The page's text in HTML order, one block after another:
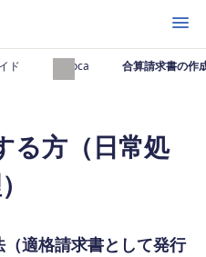
開く
ド Misoca 合算請求書の作
る方（日常処
適格請求書として発行